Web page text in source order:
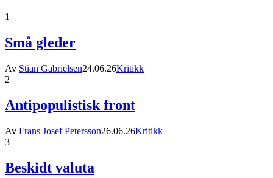
1
Små gleder
Av Stian Gabrielsen24.06.26Kritikk
2
Antipopulistisk front
Av Frans Josef Petersson26.06.26Kritikk
3
Beskidt valuta